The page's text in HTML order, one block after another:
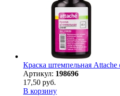
Краска штемпельная Attache
Артикул: 198696
17,50 руб.
В корзину